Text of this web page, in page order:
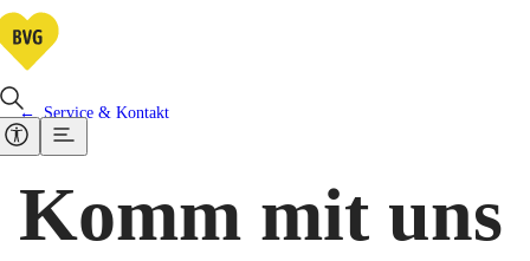
Service & Kontakt
Komm mit uns